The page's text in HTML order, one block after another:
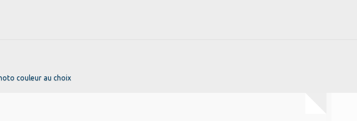
couleur au choix